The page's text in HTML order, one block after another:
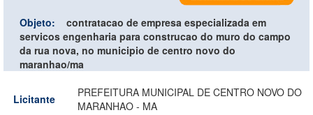
Objeto:
contratacao de empresa especializada em
servicos engenharia para construcao do muro do campo
da rua nova, no municipio de centro novo do
maranhao/ma
Licitante
PREFEITURA MUNICIPAL DE CENTRO NOVO DO
MARANHAO - MA